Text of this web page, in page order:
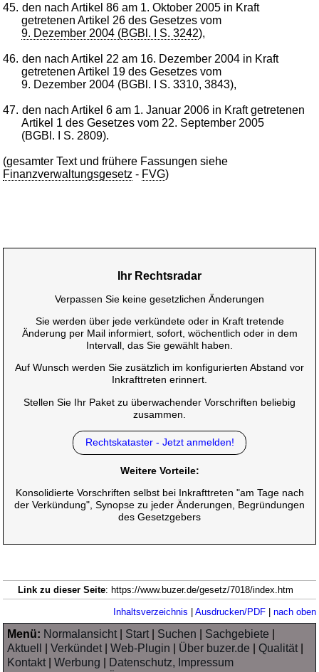
45. den nach Artikel 86 am 1. Oktober 2005 in Kraft
getretenen Artikel 26 des Gesetzes vom
9. Dezember 2004 (BGBl. I S. 3242),
46. den nach Artikel 22 am 16. Dezember 2004 in Kraft
getretenen Artikel 19 des Gesetzes vom
9. Dezember 2004 (BGBl. I S. 3310, 3843),
47. den nach Artikel 6 am 1. Januar 2006 in Kraft getretenen
Artikel 1 des Gesetzes vom 22. September 2005
(BGBl. I S. 2809).
(gesamter Text und frühere Fassungen siehe
Finanzverwaltungsgesetz - FVG)
Ihr Rechtsradar
Verpassen Sie keine gesetzlichen Änderungen
Sie werden über jede verkündete oder in Kraft tretende
Änderung per Mail informiert, sofort, wöchentlich oder in dem
Intervall, das Sie gewählt haben.
Auf Wunsch werden Sie zusätzlich im konfigurierten Abstand vor
Inkrafttreten erinnert.
Stellen Sie Ihr Paket zu überwachender Vorschriften beliebig
zusammen.
Rechtskataster - Jetzt anmelden!
Weitere Vorteile:
Konsolidierte Vorschriften selbst bei Inkrafttreten "am Tage nach
der Verkündung", Synopse zu jeder Änderungen, Begründungen
des Gesetzgebers
Link zu dieser Seite: https://www.buzer.de/gesetz/7018/index.htm
Inhaltsverzeichnis Ausdrucken/PDF| nach oben
Menü: Normalansicht| Start| Suchen Sachgebiete
Aktuell
|Verkündet|Web-Plugin Über buzer.de |Qualität|
Kontakt|Werbung
Datenschutz, Impressum